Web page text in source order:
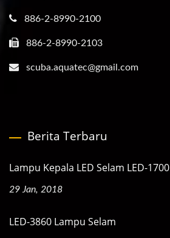
886-2-8990-2100
886-2-8990-2103
scuba.aquatec@gmail.com
Berita Terbaru
Lampu Kepala LED Selam LED-1700
29 Jan, 2018
LED-3860 Lampu Selam